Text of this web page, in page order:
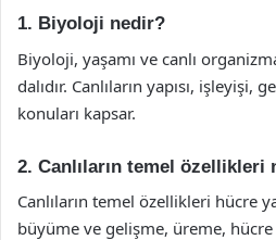
1. Biyoloji nedir?
Biyoloji, yaşamı ve canlı
dalıdır. Canlıların yapısı, işleyişi,
konuları kapsar.
2. Canlıların temel özellikleri
Canlıların temel özellikleri hücre
büyüme ve gelişme, üreme,